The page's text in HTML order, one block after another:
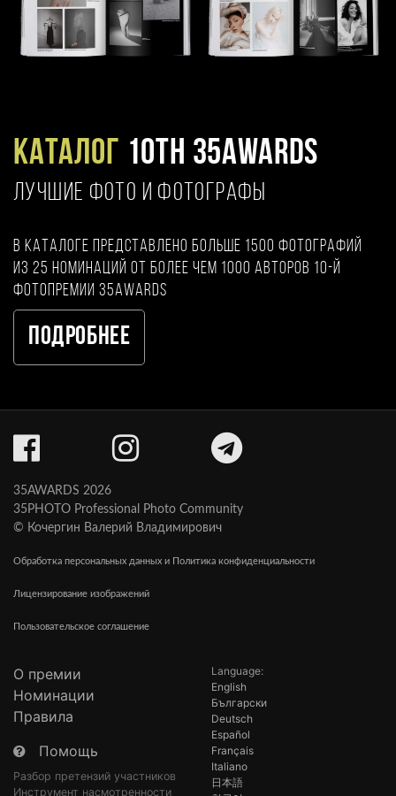
Каталог 10TH 35AWARDS
ЛУЧШИЕ ФОТО И ФОТОГРАФЫ
В каталоге представлено больше 1500 фотографий
из 25 номинаций от более чем 1000 авторов 10-й
фотопремии 35AWARDS
Подробнее
35AWARDS 2026
35PHOTO Professional Photo Community
© Кочергин Валерий Владимирович
Обработка персональных данных и Политика конфиденциальности
Лицензирование изображений
Пользовательское соглашение
О премии
Номинации
Правила
Помощь
Разбор претензий участников
Инструмент насмотренности
Language:
English
Български
Deutsch
Español
Français
Italiano
日本語